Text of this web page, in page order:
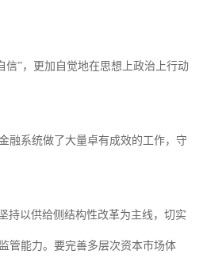
信”，更加自觉地在思想上政治上行动
融系统做了大量卓有成效的工作，守
持以供给侧结构性改革为主线，切实
管能力。要完善多层次资本市场体